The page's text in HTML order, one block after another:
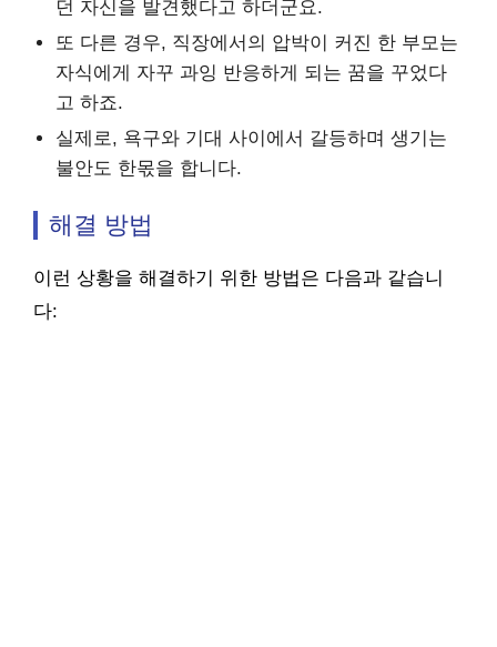
던 자신을 발견했다고 하더군요.
또 다른 경우, 직장에서의 압박이 커진 한 부모는
자식에게 자꾸 과잉 반응하게 되는 꿈을 꾸었다
고 하죠.
실제로, 욕구와 기대 사이에서 갈등하며 생기는
불안도 한몫을 합니다.
해결 방법
이런 상황을 해결하기 위한 방법은 다음과 같습니
다: